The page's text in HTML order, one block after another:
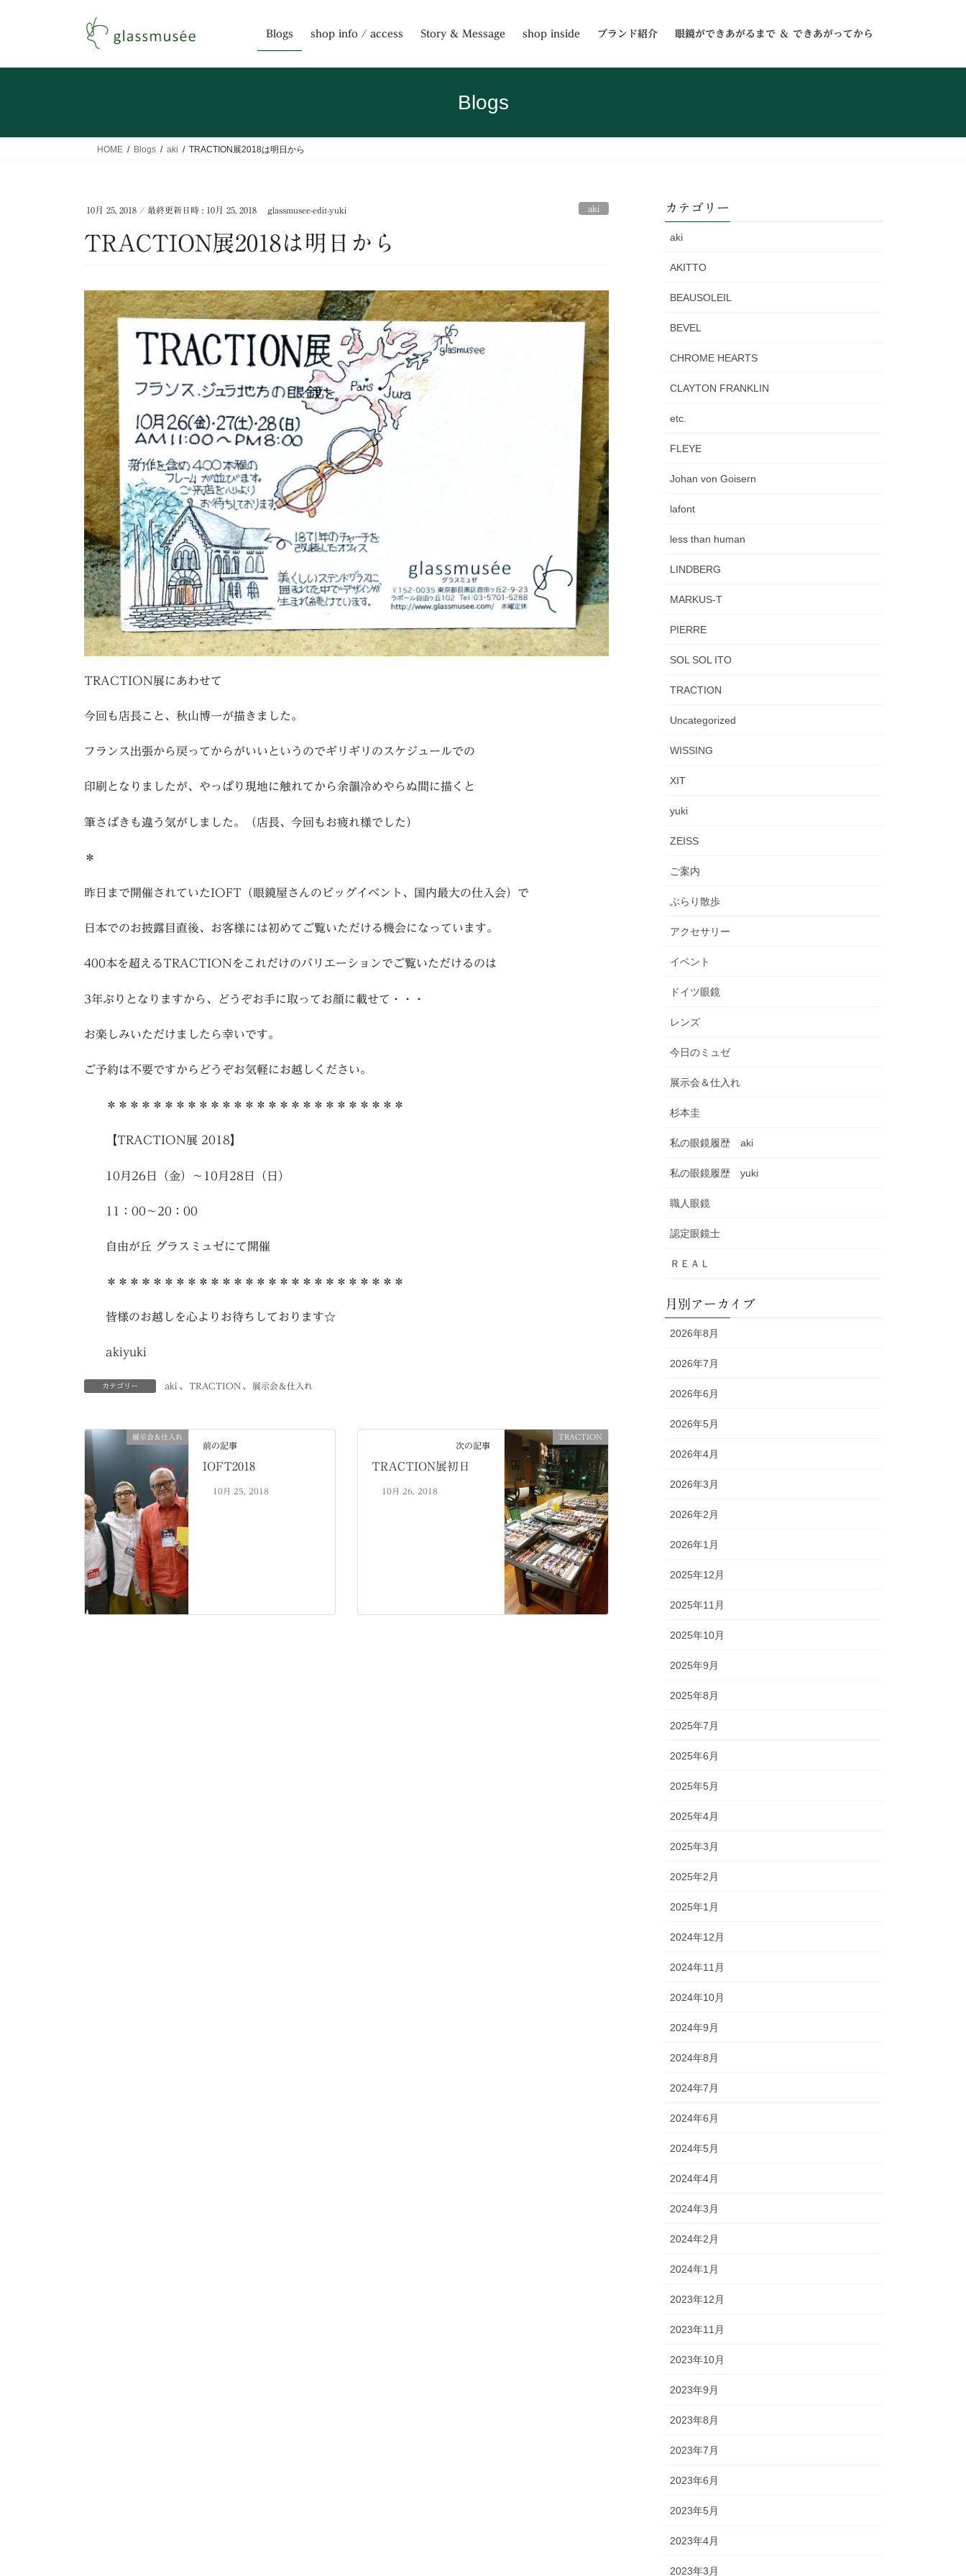
Blogs shop info / access Story & Message shop inside ブランド紹介 眼鏡ができあがるまで ＆ できあがってから
Blogs
HOME Blogs aki TRACTION展2018は明日から
10月 25, 2018 / 最終更新日時 : 10月 25, 2018 glassmusee-edit-yuki aki
TRACTION展2018は明日から
TRACTION展にあわせて
今回も店長こと、秋山博一が描きました。
フランス出張から戻ってからがいいというのでギリギリのスケジュールでの
印刷となりましたが、やっぱり現地に触れてから余韻冷めやらぬ間に描くと
筆さばきも違う気がしました。（店長、今回もお疲れ様でした）
＊
昨日まで開催されていたIOFT（眼鏡屋さんのビッグイベント、国内最大の仕入会）で
日本でのお披露目直後、お客様には初めてご覧いただける機会になっています。
400本を超えるTRACTIONをこれだけのバリエーションでご覧いただけるのは
3年ぶりとなりますから、どうぞお手に取ってお顔に載せて・・・
お楽しみいただけましたら幸いです。
ご予約は不要ですからどうぞお気軽にお越しください。
＊＊＊＊＊＊＊＊＊＊＊＊＊＊＊＊＊＊＊＊＊＊＊＊＊＊
【TRACTION展 2018】
10月26日（金）～10月28日（日）
11：00～20：00
自由が丘 グラスミュゼにて開催
＊＊＊＊＊＊＊＊＊＊＊＊＊＊＊＊＊＊＊＊＊＊＊＊＊＊
皆様のお越しを心よりお待ちしております☆
akiyuki
カテゴリー aki 、 TRACTION 、 展示会＆仕入れ
展示会＆仕入れ
前の記事
IOFT2018
10月 25, 2018
TRACTION
次の記事
TRACTION展初日
10月 26, 2018
カテゴリー
aki
AKITTO
BEAUSOLEIL
BEVEL
CHROME HEARTS
CLAYTON FRANKLIN
etc.
FLEYE
Johan von Goisern
lafont
less than human
LINDBERG
MARKUS-T
PIERRE
SOL SOL ITO
TRACTION
Uncategorized
WISSING
XIT
yuki
ZEISS
ご案内
ぶらり散歩
アクセサリー
イベント
ドイツ眼鏡
レンズ
今日のミュゼ
展示会＆仕入れ
杉本圭
私の眼鏡履歴 aki
私の眼鏡履歴 yuki
職人眼鏡
認定眼鏡士
ＲＥＡＬ
月別アーカイブ
2026年8月
2026年7月
2026年6月
2026年5月
2026年4月
2026年3月
2026年2月
2026年1月
2025年12月
2025年11月
2025年10月
2025年9月
2025年8月
2025年7月
2025年6月
2025年5月
2025年4月
2025年3月
2025年2月
2025年1月
2024年12月
2024年11月
2024年10月
2024年9月
2024年8月
2024年7月
2024年6月
2024年5月
2024年4月
2024年3月
2024年2月
2024年1月
2023年12月
2023年11月
2023年10月
2023年9月
2023年8月
2023年7月
2023年6月
2023年5月
2023年4月
2023年3月